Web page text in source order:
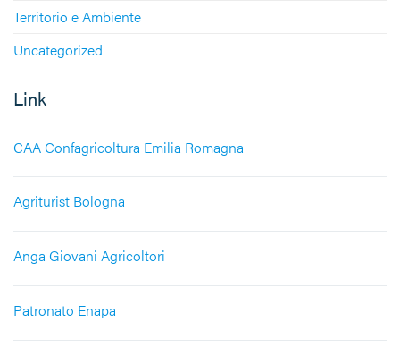
Territorio e Ambiente
Uncategorized
Link
CAA Confagricoltura Emilia Romagna
Agriturist Bologna
Anga Giovani Agricoltori
Patronato Enapa